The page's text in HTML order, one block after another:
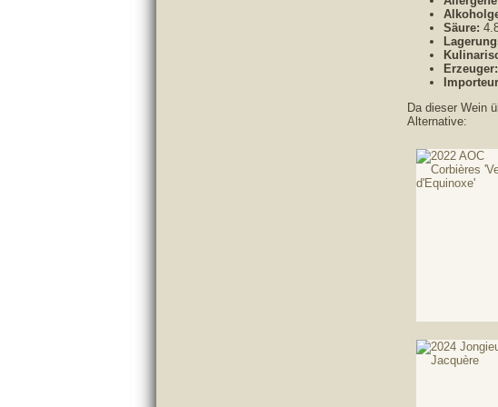
Säure:
Erzeuger:
Da dieser Wein
Alternative: